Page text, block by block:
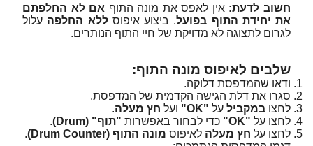
חשוב לדעת: אין לאפס את מונה התוף אם לא החלפתם
את יחידת התוף בפועל. ביצוע איפוסללא החלפה עלול
לגרום לתצוגה לא מדויקת של חיי התוף הנותרים.
שלבים לאיפוס מונה התוף:
ודאו שהמדפסת דלוקה.
סגרו את דלת הגישה הקדמית של המדפסת.
לחצו במקביל על "OK" ועל חץ מעלה.
לחצו על "OK" כדי לבחור באפשרות "תוף" (Drum)
.
לחצו על חץ מעלה לאיפוס מונה התוף (Drum Counter)
.